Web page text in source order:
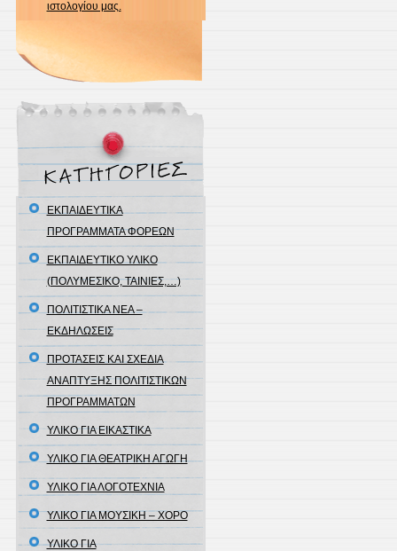
ιστολογίου μας.
ΕΚΠΑΙΔΕΥΤΙΚΑ
ΠΡΟΓΡΑΜΜΑΤΑ ΦΟΡΕΩΝ
ΕΚΠΑΙΔΕΥΤΙΚΟ ΥΛΙΚΟ
(ΠΟΛΥΜΕΣΙΚΟ, ΤΑΙΝΙΕΣ,…)
ΠΟΛΙΤΙΣΤΙΚΑ ΝΕΑ –
ΕΚΔΗΛΩΣΕΙΣ
ΠΡΟΤΑΣΕΙΣ ΚΑΙ ΣΧΕΔΙΑ
ΑΝΑΠΤΥΞΗΣ ΠΟΛΙΤΙΣΤΙΚΩΝ
ΠΡΟΓΡΑΜΜΑΤΩΝ
ΥΛΙΚΟ ΓΙΑ ΕΙΚΑΣΤΙΚΑ
ΥΛΙΚΟ ΓΙΑ ΘΕΑΤΡΙΚΗ ΑΓΩΓΗ
ΥΛΙΚΟ ΓΙΑ ΛΟΓΟΤΕΧΝΙΑ
ΥΛΙΚΟ ΓΙΑ ΜΟΥΣΙΚΗ – ΧΟΡΟ
ΥΛΙΚΟ ΓΙΑ